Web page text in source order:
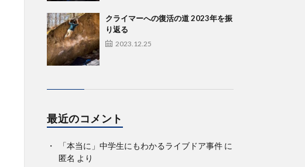
クライマーへの復活の道 2023年を振
り返る
2023.12.25
最近のコメント
「本当に」中学生にもわかるライブドア事件 に
匿名 より